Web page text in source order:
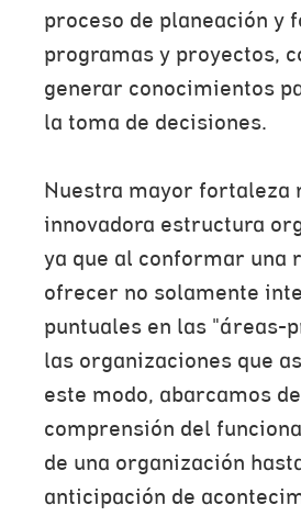
proceso de planeación y
programas y proyectos,
generar conocimientos
la toma de decisiones.
Nuestra mayor fortaleza
innovadora estructura
ya que al conformar una
ofrecer no solamente
puntuales en las "áreas-
las organizaciones que
este modo, abarcamos
comprensión del
de una organización
anticipación de